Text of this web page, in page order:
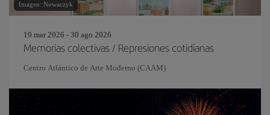
Imagen: Nowaczyk
19 mar 2026 - 30 ago 2026
Memorias colectivas / Represiones cotidianas
Centro Atlántico de Arte Moderno (CAAM)